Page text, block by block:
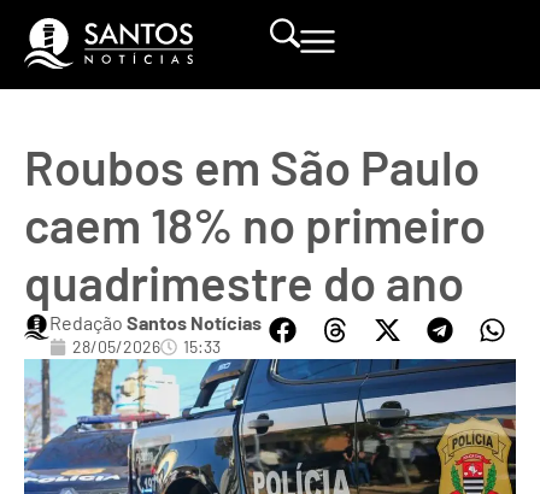
Roubos em São Paulo
caem 18% no primeiro
quadrimestre do ano
Redação Santos Notícias
28/05/2026 15:33